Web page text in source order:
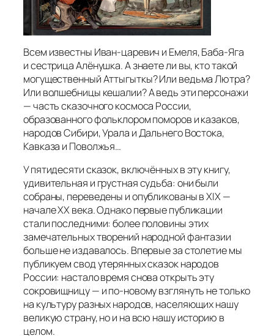
Всем известны Иван-царевич и Емеля, Баба-Яга
и сестрица Алёнушка. А знаете ли вы, кто такой
могущественный Аттыгыткы? Или ведьма Лютра?
Или волшебницы кешалии? А ведь эти персонажи
— часть сказочного космоса России,
образованного фольклором поморов и казаков,
народов Сибири, Урала и Дальнего Востока,
Кавказа и Поволжья…
У пятидесяти сказок, включённых в эту книгу,
удивительная и грустная судьба: они были
собраны, переведены и опубликованы в XIX —
начале XX века. Однако первые публикации
стали последними: более половины этих
замечательных творений народной фантазии
больше не издавалось. Впервые за столетие мы
публикуем свод утерянных сказок народов
России: настало время снова открыть эту
сокровищницу — и по-новому взглянуть не только
на культуру разных народов, населяющих нашу
великую страну, но и на всю нашу историю в
целом.